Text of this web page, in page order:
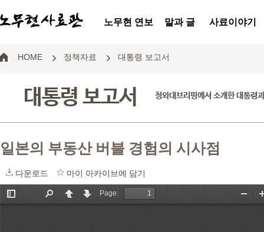
노무현 연보 말과 글 사료이야기
HOME 정책자료 대통령 보고서
대통령 보고서 청와대브리핑에서 소개한 대통령
일본의 부동산 버블 경험의 시사점
다운로드 마이 아카이브에 담기